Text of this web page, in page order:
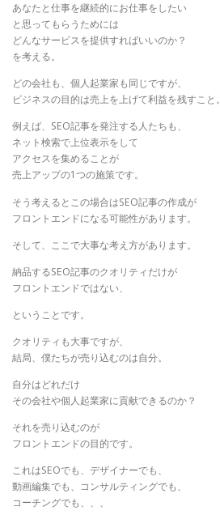
あなたと仕事を継続的にお仕事をしたい
と思ってもらうためには
どんなサービスを提供すればいいのか？
を考える。
どの会社も、個人起業家も同じですが、
ビジネスの目的は売上を上げて利益を残すこと。
例えば、SEO記事を発注する人たちも、
ネット検索で上位表示をして
アクセスを集めることが
売上アップの1つの施策です。
そう考えるとこの場合はSEO記事の作成が
フロントエンドになる可能性があります。
そして、ここで大事な考え方があります。
納品するSEO記事のクオリティだけが
フロントエンドではない、
ということです。
クオリティも大事ですが、
結局、僕たちが売り込むのは自分。
自分はどれだけ
その会社や個人起業家に貢献できるのか？
それを売り込むのが
フロントエンドの目的です。
これはSEOでも、デザイナーでも、
動画編集でも、コンサルティングでも、
コーチングでも、、、